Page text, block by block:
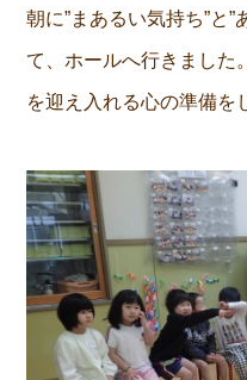
朝に”まあるい気持ち”と
て、ホールへ行きました
を迎え入れる心の準備を